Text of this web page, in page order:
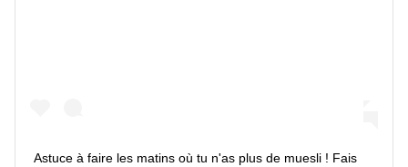
Astuce à faire les matins où tu n'as plus de muesli ! Fais